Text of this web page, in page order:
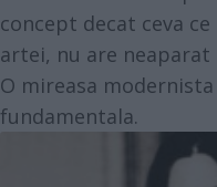
concept decat ceva
artei, nu are neaparat
O mireasa
fundamentala.